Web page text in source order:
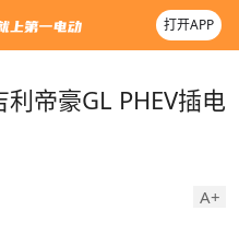
打开APP
帝豪GL PHEV插电
A+